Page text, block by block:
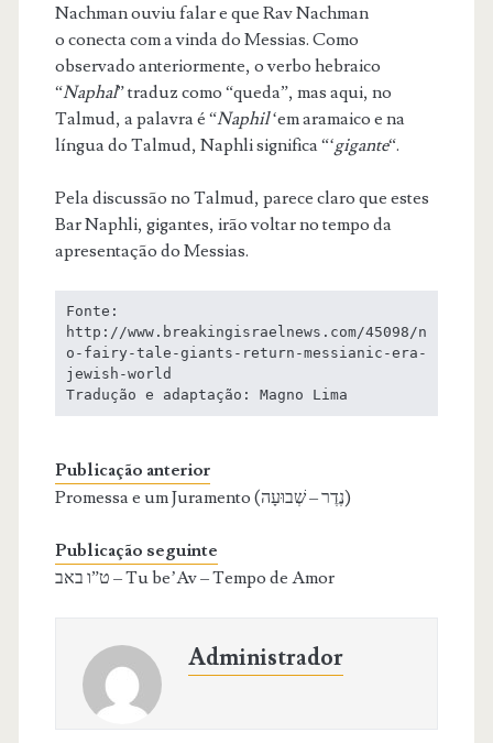
Nachman ouviu falar e que Rav Nachman
o conecta com a vinda do Messias. Como
observado anteriormente, o verbo hebraico
“Naphal” traduz como “queda”, mas aqui, no
Talmud, a palavra é “Naphil‘em aramaico e na
língua do Talmud, Naphli significa “‘gigante“.
Pela discussão no Talmud, parece claro que estes
Bar Naphli, gigantes, irão voltar no tempo da
apresentação do Messias.
Fonte:
http://www.breakingisraelnews.com/45098/n
o-fairy-tale-giants-return-messianic-era-
jewish-world
Tradução e adaptação: Magno Lima
Publicação anterior
Promessa e um Juramento (נֶדֶר – שְׁבוּעָה)
Publicação seguinte
ט”ו באב – Tu be’Av – Tempo de Amor
Administrador